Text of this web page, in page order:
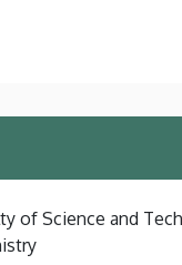
of Science and